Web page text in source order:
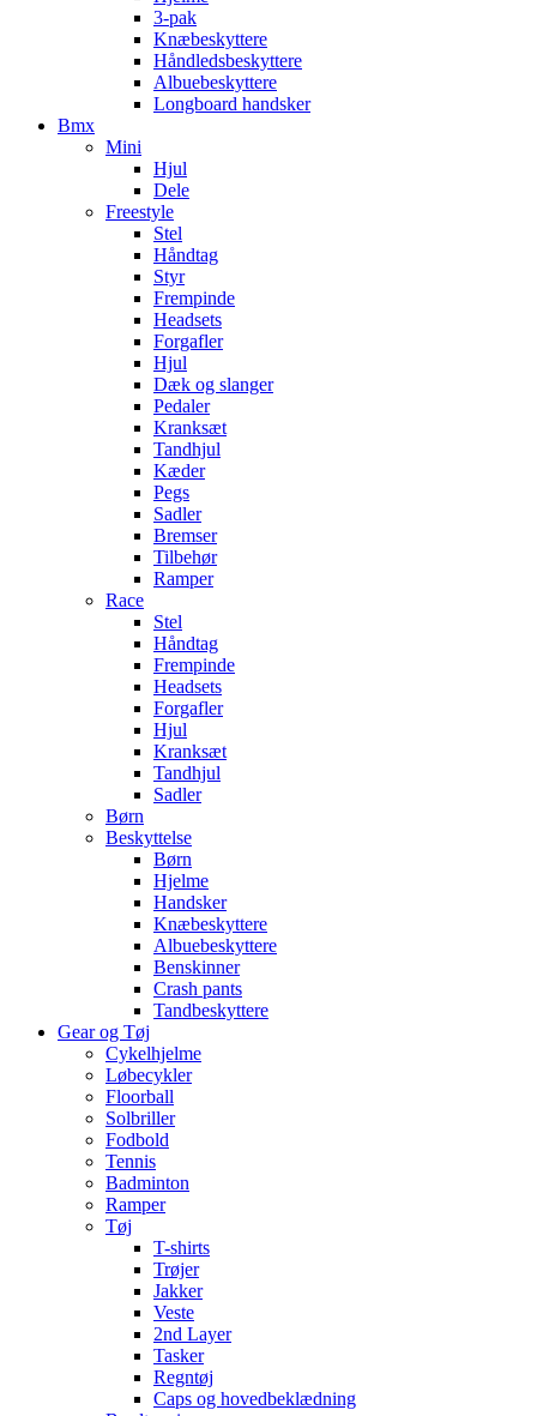
3-pak
Knæbeskyttere
Håndledsbeskyttere
Albuebeskyttere
Longboard handsker
Bmx
Mini
Hjul
Dele
Freestyle
Stel
Håndtag
Styr
Frempinde
Headsets
Forgafler
Hjul
Dæk og slanger
Pedaler
Kranksæt
Tandhjul
Kæder
Pegs
Sadler
Bremser
Tilbehør
Ramper
Race
Stel
Håndtag
Frempinde
Headsets
Forgafler
Hjul
Kranksæt
Tandhjul
Sadler
Børn
Beskyttelse
Børn
Hjelme
Handsker
Knæbeskyttere
Albuebeskyttere
Benskinner
Crash pants
Tandbeskyttere
Gear og Tøj
Cykelhjelme
Løbecykler
Floorball
Solbriller
Fodbold
Tennis
Badminton
Ramper
Tøj
T-shirts
Trøjer
Jakker
Veste
2nd Layer
Tasker
Regntøj
Caps og hovedbeklædning